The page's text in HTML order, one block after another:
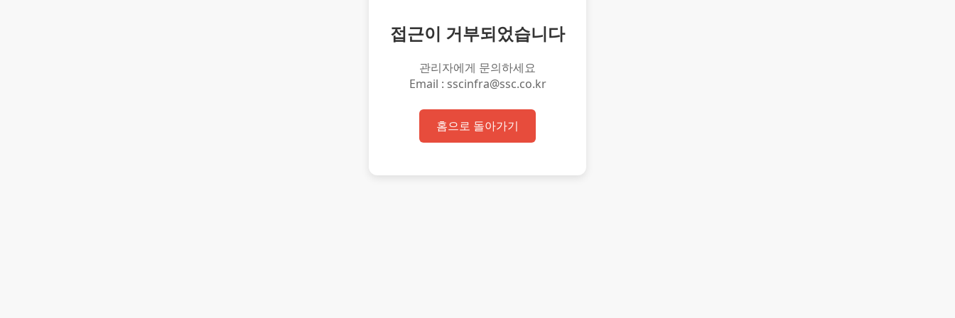
접근이 거부되었습니다
관리자에게 문의하세요
Email : sscinfra@ssc.co.kr
홈으로 돌아가기